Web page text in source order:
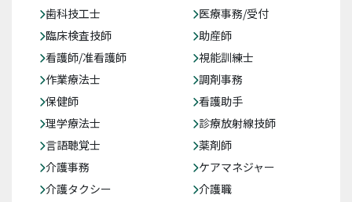
歯科技工士
医療事務/受付
臨床検査技師
助産師
看護師/准看護師
視能訓練士
作業療法士
調剤事務
保健師
看護助手
理学療法士
診療放射線技師
言語聴覚士
薬剤師
介護事務
ケアマネジャー
介護タクシー
介護職